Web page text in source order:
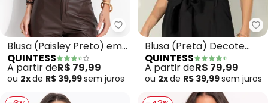
Quintess - Blusa (Paisley
Blusa (Paisley Preto) em
Malha de Viscose
QUINTESS
A partir deR$ 79,99
ou 2xde R$ 39,99sem juros
Blusa (Preta) Decote
Canoa com Mangas
Bufantes
QUINTESS
A partir deR$ 79,99
ou 2xde R$ 39,99sem juros